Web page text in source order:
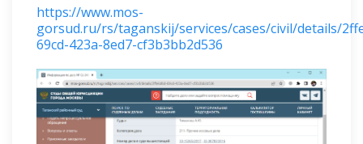
https://www.mos-
gorsud.ru/rs/taganskij/services/cases/civil/details/
69cd-423a-8ed7-cf3b3bb2d536